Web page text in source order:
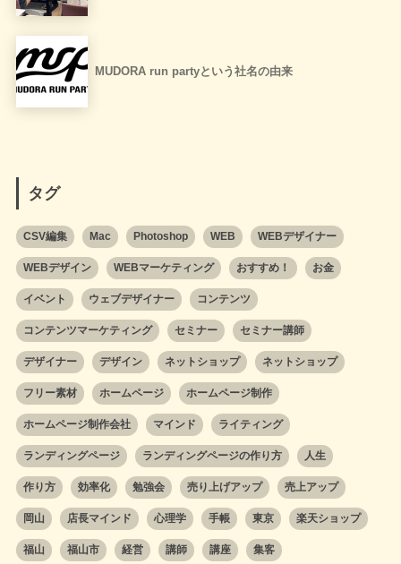
MUDORA run partyという社名の由来
タグ
CSV編集 Mac Photoshop WEB WEBデザイナー
WEBデザイン WEBマーケティング おすすめ！ お金
イベント ウェブデザイナー コンテンツ
コンテンツマーケティング セミナー セミナー講師
デザイナー デザイン ネットショップ ネットショップ
フリー素材 ホームページ ホームページ制作
ホームページ制作会社 マインド ライティング
ランディングページ ランディングページの作り方 人生
作り方 効率化 勉強会 売り上げアップ 売上アップ
岡山 店長マインド 心理学 手帳 東京 楽天ショップ
福山 福山市 経営 講師 講座 集客